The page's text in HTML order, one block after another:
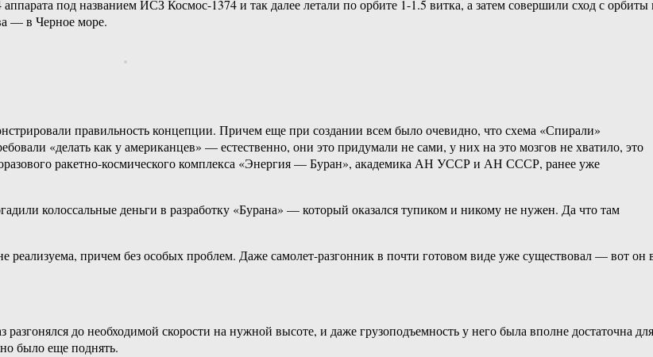
под названием ИСЗ Космос-1374 и так далее летали по орбите 1-1.5 витка, а затем совершили сход с орбиты
— в Черное море.
правильность концепции. Причем еще при создании всем было очевидно, что схема «Спирали»
«делать как у американцев» — естественно, они это придумали не сами, у них на это мозгов не хватило, это
ракетно-космического комплекса «Энергия — Буран», академика АН УССР и АН СССР, ранее уже
колоссальные деньги в разработку «Бурана» — который оказался тупиком и никому не нужен. Да что там
причем без особых проблем. Даже самолет-разгонник в почти готовом виде уже существовал — вот он
до необходимой скорости на нужной высоте, и даже грузоподъемность у него была вполне достаточна для
было еще поднять.